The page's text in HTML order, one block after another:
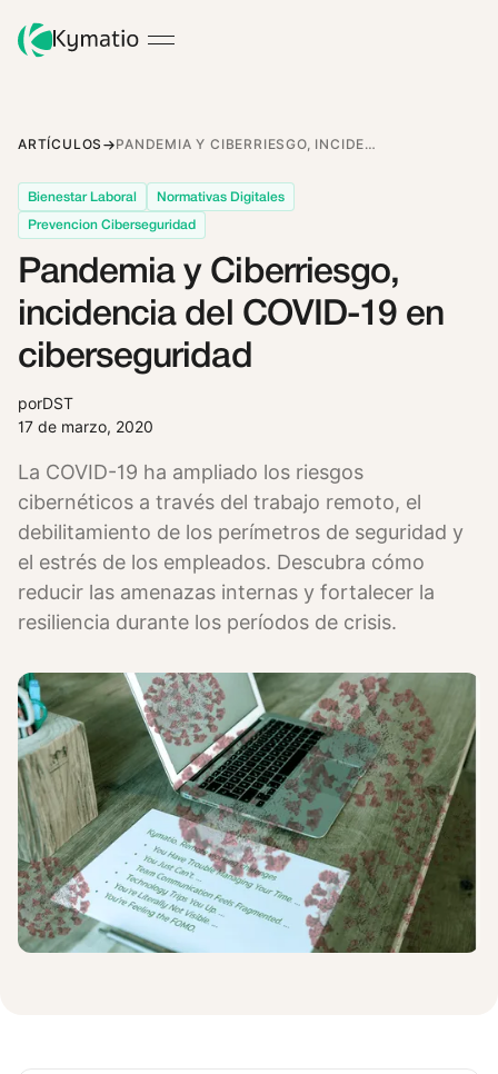
ARTÍCULOS PANDEMIA Y CIBERRIESGO, INCIDENCIA DEL COVID-19 EN CIBERSEGURIDAD
Bienestar Laboral Normativas Digitales
Prevencion Ciberseguridad
Pandemia y Ciberriesgo,
incidencia del COVID-19 en
ciberseguridad
porDST
17 de marzo, 2020
La COVID-19 ha ampliado los riesgos
cibernéticos a través del trabajo remoto, el
debilitamiento de los perímetros de seguridad y
el estrés de los empleados. Descubra cómo
reducir las amenazas internas y fortalecer la
resiliencia durante los períodos de crisis.